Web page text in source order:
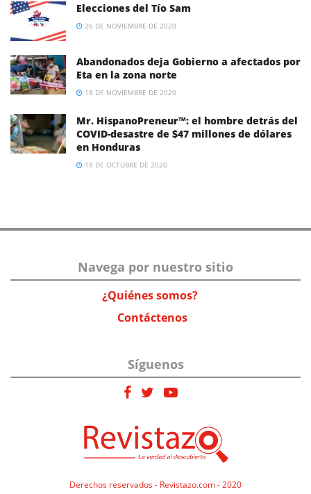
Elecciones del Tío Sam
26 DE NOVIEMBRE DE 2020
Abandonados deja Gobierno a afectados por
Eta en la zona norte
18 DE NOVIEMBRE DE 2020
Mr. HispanoPreneur™: el hombre detrás del
COVID-desastre de $47 millones de dólares
en Honduras
18 DE OCTUBRE DE 2020
Derechos reservados - Revistazo.com - 2020
Navega por nuestro sitio
¿Quiénes somos?
Contáctenos
Síguenos